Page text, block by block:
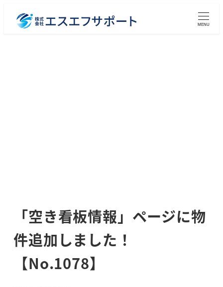
MENU
「空き看板情報」ページに物
件追加しました！
【No.1078】